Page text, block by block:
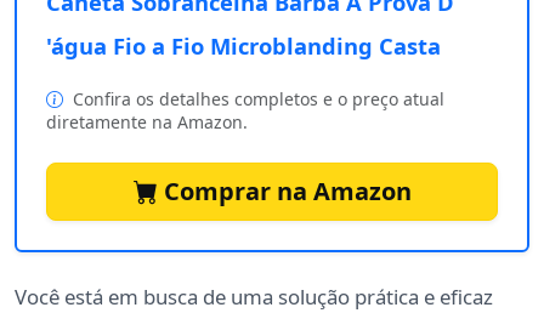
'água Fio a Fio Microblanding Casta
Confira os detalhes completos e o preço atual
diretamente na Amazon.
Comprar na Amazon
Você está em busca de uma solução prática e eficaz